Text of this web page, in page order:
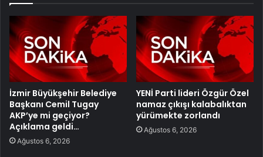
İzmir Büyükşehir Belediye
Başkanı Cemil Tugay
AKP’ye mi geçiyor?
Açıklama geldi…
Ağustos 6, 2026
YENİ Parti lideri Özgür Özel
namaz çıkışı kalabalıktan
yürümekte zorlandı
Ağustos 6, 2026